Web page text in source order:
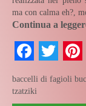
ma con calma eh?,
Continua a
baccelli di fagioli
tzatziki